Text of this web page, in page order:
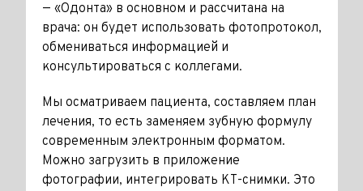
— «Одонта» в основном и рассчитана на
врача: он будет использовать фотопротокол,
обмениваться инфор­мацией и
консультироваться с кол­легами.
Мы осматриваем пациента, состав­ляем план
лечения, то есть заменяем зубную формулу
современным электронным форматом.
Можно загрузить в приложение
фотографии, интегри­ровать КТ-снимки. Это